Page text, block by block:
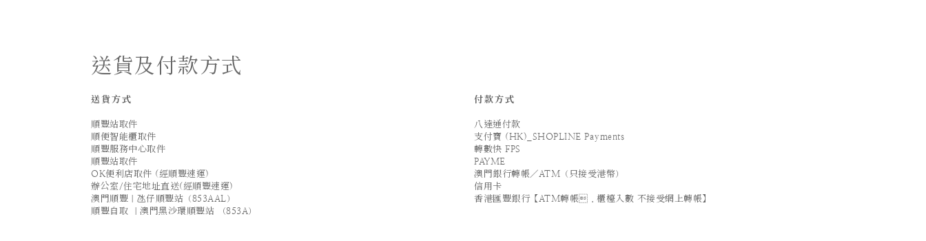
送貨及付款方式
送貨方式
順豐站取件
順便智能櫃取件
順豐服務中心取件
順豐站取件
OK便利店取件 (經順豐速運)
辦公室/住宅地址直送(經順豐速運)
澳門順豐｜氹仔順豐站（853AAL）
順豐自取 ｜澳門黑沙環順豐站 （853A）
付款方式
八達通付款
支付寶 (HK)_SHOPLINE Payments
轉數快 FPS
PAYME
澳門銀行轉帳／ATM（只接受港幣）
信用卡
香港匯豐銀行【ATM轉帳．櫃檯入數 不接受網上轉帳】